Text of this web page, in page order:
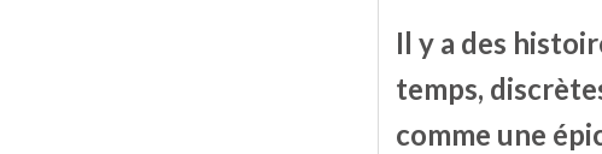
Il y a des
temps,
comme une